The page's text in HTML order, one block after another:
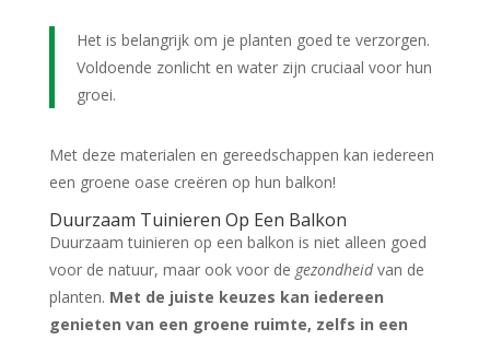
Het is belangrijk om je planten goed te verzorgen.
Voldoende zonlicht en water zijn cruciaal voor hun
groei.
Met deze materialen en gereedschappen kan iedereen
een groene oase creëren op hun balkon!
Duurzaam Tuinieren Op Een Balkon
Duurzaam tuinieren op een balkon is niet alleen goed
voor de natuur, maar ook voor de gezondheidvan de
planten. Met de juiste keuzes kan iedereen
genieten van een groene ruimte, zelfs in een